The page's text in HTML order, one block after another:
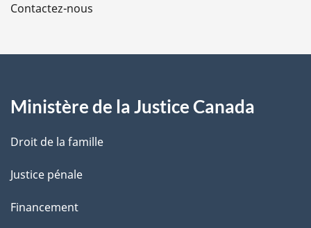
a
e
Contactez-nous
Ministère de la Justice Canada
Droit de la famille
Justice pénale
Financement